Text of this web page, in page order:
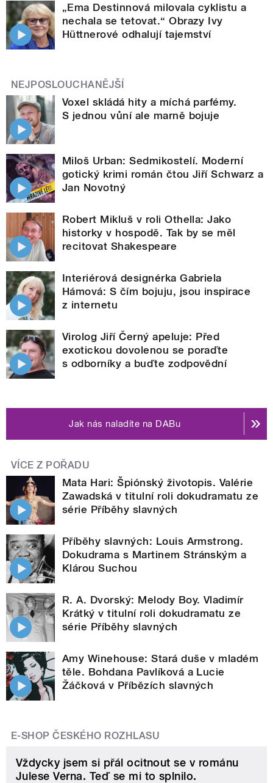
„Ema Destinnová milovala cyklistu a
nechala se tetovat.“ Obrazy Ivy
Hüttnerové odhalují tajemství
NEJPOSLOUCHANĚJŠÍ
Voxel skládá hity a míchá parfémy.
S jednou vůní ale marně bojuje
Miloš Urban: Sedmikostelí. Moderní
gotický krimi román čtou Jiří Schwarz a
Jan Novotný
Robert Mikluš v roli Othella: Jako
historky v hospodě. Tak by se měl
recitovat Shakespeare
Interiérová designérka Gabriela
Hámová: S čím bojuju, jsou inspirace
z internetu
Virolog Jiří Černý apeluje: Před
exotickou dovolenou se poraďte
s odborníky a buďte zodpovědní
Jak nás naladíte na DABu
VÍCE Z POŘADU
Mata Hari: Špiónský životopis. Valérie
Zawadská v titulní roli dokudramatu ze
série Příběhy slavných
Příběhy slavných: Louis Armstrong.
Dokudrama s Martinem Stránským a
Klárou Suchou
R. A. Dvorský: Melody Boy. Vladimír
Krátký v titulní roli dokudramatu ze
série Příběhy slavných
Amy Winehouse: Stará duše v mladém
těle. Bohdana Pavlíková a Lucie
Žáčková v Příbězích slavných
E-SHOP ČESKÉHO ROZHLASU
Vždycky jsem si přál ocitnout se v románu
Julese Verna. Teď se mi to splnilo.